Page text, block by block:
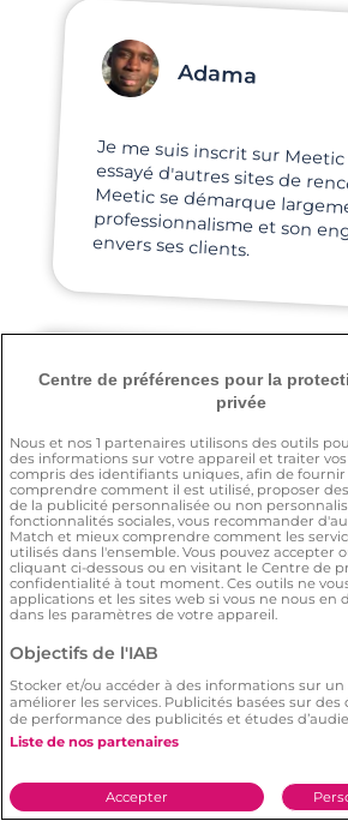
3 minutes
Rencontre à Berck
3 minutes
Rencontre à Saint-Nicolas
Adama
Je me suis inscrit sur
essayé d'autres sites de
Meetic se démarque
professionnalisme et son
envers ses clients.
Je me suis enfin sentie prête à
quelqu'un dans ma vie ! Je dirais que
suis sentie déterminée !
Cédric
Pourquoi pas? C est ma
de rencontrer des
Centre de préférences pour la
privée
Nous et nos 1 partenaires utilisons des outils
des informations sur votre appareil et traiter
compris des identifiants uniques, afin de fournir
comprendre comment il est utilisé, proposer
de la publicité personnalisée ou non
fonctionnalités sociales, vous recommander
Match et mieux comprendre comment les
utilisés dans l'ensemble. Vous pouvez accepter
cliquant ci-dessous ou en visitant le Centre de
confidentialité à tout moment. Ces outils ne
applications et les sites web si vous ne nous en
dans les paramètres de votre appareil.
Objectifs de l'IAB
Stocker et/ou accéder à des informations sur
améliorer les services. Publicités basées sur
de performance des publicités et études
Liste de nos partenaires
Accepter